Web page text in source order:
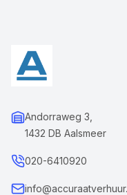
Andorraweg 3,
1432 DB Aalsmeer
020-6410920